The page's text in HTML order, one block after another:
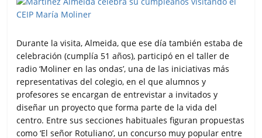
Durante la visita, Almeida, que ese día también estaba de
celebración (cumplía 51 años), participó en el taller de
radio ‘Moliner en las ondas’, una de las iniciativas más
representativas del colegio, en el que alumnos y
profesores se encargan de entrevistar a invitados y
diseñar un proyecto que forma parte de la vida del
centro. Entre sus secciones habituales figuran propuestas
como ‘El señor Rotuliano’, un concurso muy popular entre